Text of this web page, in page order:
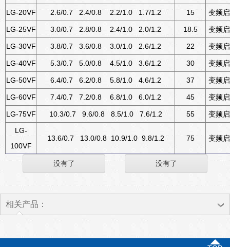
LG-20VF 2.6/0.7 2.4/0.8 2.2/1.0 1.7/1.2 15 变频
LG-25VF 3.0/0.7 2.8/0.8 2.4/1.0 2.0/1.2 18.5 变频
LG-30VF 3.8/0.7 3.6/0.8 3.0/1.0 2.6/1.2 22 变频
LG-40VF 5.3/0.7 5.0/0.8 4.5/1.0 3.6/1.2 30 变频
LG-50VF 6.4/0.7 6.2/0.8 5.8/1.0 4.6/1.2 37 变频
LG-60VF 7.4/0.7 7.2/0.8 6.8/1.0 6.0/1.2 45 变频
LG-75VF 10.3/0.7 9.6/0.8 8.5/1.0 7.6/1.2 55
变频
LG-
100VF
13.6/0.7 13.0/0.8 10.9/1.0 9.8/1.2 75 变频
没有了 没有了
相关产品：